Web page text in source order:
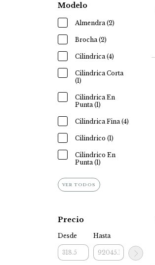
Modelo
Almendra (2)
Brocha (2)
Cilindrica (4)
Cilindrica Corta
(1)
Cilindrica En
Punta (1)
Cilindrica Fina (4)
Cilindrico (1)
Cilindrico En
Punta (1)
VER TODOS
Precio
Desde Hasta